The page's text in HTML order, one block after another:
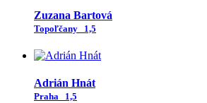
Zuzana Bartová
Topoľčany 1,5
Adrián Hnát
Praha 1,5